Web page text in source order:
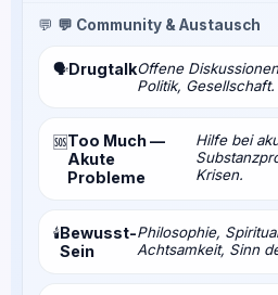
💬 💬 Community & Austausch
🗣️DrugtalkOffene
Politik, Gesellschaft.
🆘Too Much —
Akute
Probleme
Hilfe bei
Krisen.
🕯️Bewusst-
Sein
Philosophie,
Achtsamkeit, Sinn